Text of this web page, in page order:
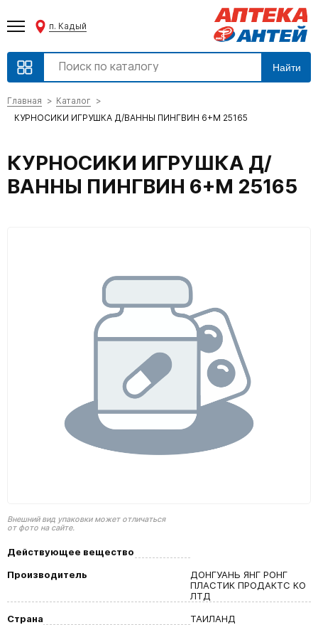
п. Кадый
Найти
Главная
Каталог
КУРНОСИКИ ИГРУШКА Д/ВАННЫ ПИНГВИН 6+М 25165
КУРНОСИКИ ИГРУШКА Д/
ВАННЫ ПИНГВИН 6+М 25165
Внешний вид упаковки может отличаться
от фото на сайте.
Действующее вещество
Производитель
ДОНГУАНЬ ЯНГ РОНГ
ПЛАСТИК ПРОДАКТС КО
ЛТД
Страна
ТАИЛАНД